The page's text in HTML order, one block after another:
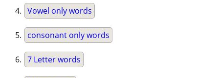
Vowel only words
consonant only words
7 Letter words